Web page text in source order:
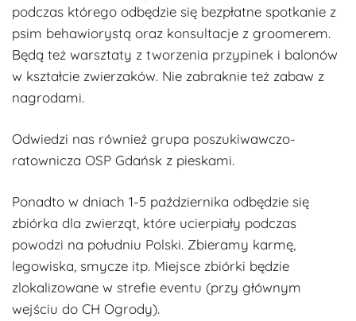
podczas którego odbędzie się bezpłatne spotkanie z
psim behawiorystą oraz konsultacje z groomerem.
Będą też warsztaty z tworzenia przypinek i balonów
w kształcie zwierzaków. Nie zabraknie też zabaw z
nagrodami.
Odwiedzi nas również grupa poszukiwawczo-
ratownicza OSP Gdańsk z pieskami.
Ponadto w dniach 1-5 października odbędzie się
zbiórka dla zwierząt, które ucierpiały podczas
powodzi na południu Polski. Zbieramy karmę,
legowiska, smycze itp. Miejsce zbiórki będzie
zlokalizowane w strefie eventu (przy głównym
wejściu do CH Ogrody).